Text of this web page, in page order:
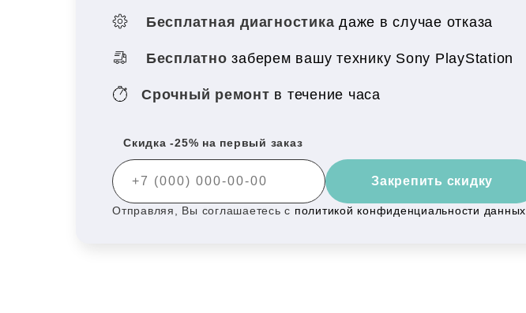
Бесплатная диагностика даже в случае отказа
Бесплатно заберем вашу технику Sony PlayStation
Срочный ремонт в течение часа
Скидка -25% на первый заказ
Закрепить скидку
Отправляя, Вы соглашаетесь с политикой конфиденциальности данных